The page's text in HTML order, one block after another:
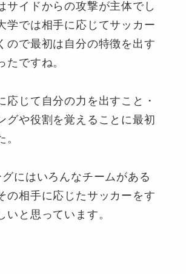
イドからの攻撃が主体でし
学では相手に応じてサッカー
ので最初は自分の特徴を出す
たですね。
応じて自分の力を出すこと・
グや役割を覚えることに最初
。
にはいろんなチームがある
の相手に応じたサッカーをす
いと思っています。